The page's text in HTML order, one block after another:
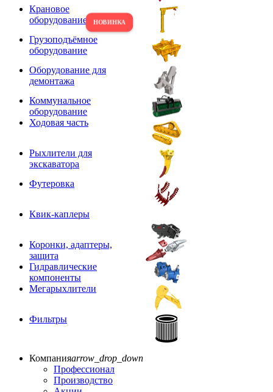
Крановое
оборудование
Грузоподъёмное
оборудование
Оборудование для
демонтажа
Коммунальное
оборудование
Ходовая часть
Рыхлители для
экскаватора
Футеровка
Квик-каплеры
Коронки, адаптеры,
защита
Гидравлические
компоненты
Мегарыхлители
Фильтры
Компанияarrow_drop_down
Профессионал
Производство